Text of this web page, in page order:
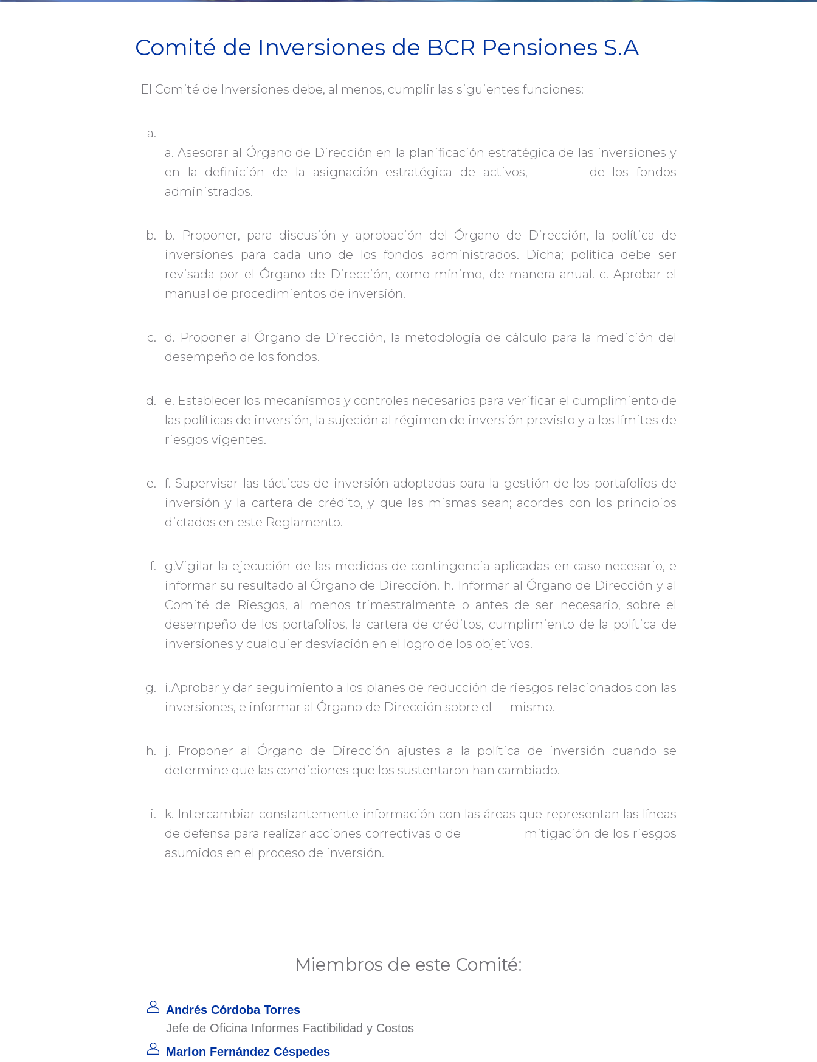
Comité de Inversiones de BCR Pensiones S.A
El Comité de Inversiones debe, al menos, cumplir las siguientes funciones:
a. Asesorar al Órgano de Dirección en la planificación estratégica de las inversiones y
en la definición de la asignación estratégica de activos, de los fondos
administrados.
b. Proponer, para discusión y aprobación del Órgano de Dirección, la política de
inversiones para cada uno de los fondos administrados. Dicha; política debe ser
revisada por el Órgano de Dirección, como mínimo, de manera anual. c. Aprobar el
manual de procedimientos de inversión.
d. Proponer al Órgano de Dirección, la metodología de cálculo para la medición del
desempeño de los fondos.
e. Establecer los mecanismos y controles necesarios para verificar el cumplimiento de
las políticas de inversión, la sujeción al régimen de inversión previsto y a los límites de
riesgos vigentes.
f. Supervisar las tácticas de inversión adoptadas para la gestión de los portafolios de
inversión y la cartera de crédito, y que las mismas sean; acordes con los principios
dictados en este Reglamento.
g.Vigilar la ejecución de las medidas de contingencia aplicadas en caso necesario, e
informar su resultado al Órgano de Dirección. h. Informar al Órgano de Dirección y al
Comité de Riesgos, al menos trimestralmente o antes de ser necesario, sobre el
desempeño de los portafolios, la cartera de créditos, cumplimiento de la política de
inversiones y cualquier desviación en el logro de los objetivos.
i.Aprobar y dar seguimiento a los planes de reducción de riesgos relacionados con las
inversiones, e informar al Órgano de Dirección sobre el mismo.
j. Proponer al Órgano de Dirección ajustes a la política de inversión cuando se
determine que las condiciones que los sustentaron han cambiado.
k. Intercambiar constantemente información con las áreas que representan las líneas
de defensa para realizar acciones correctivas o de mitigación de los riesgos
asumidos en el proceso de inversión.
Miembros de este Comité:
Andrés Córdoba Torres
Jefe de Oficina Informes Factibilidad y Costos
Marlon Fernández Céspedes